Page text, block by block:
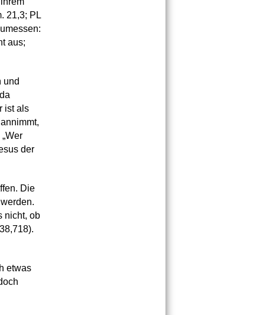
21,3; PL
aus;
und
ist als
der
Die
nicht, ob
etwas